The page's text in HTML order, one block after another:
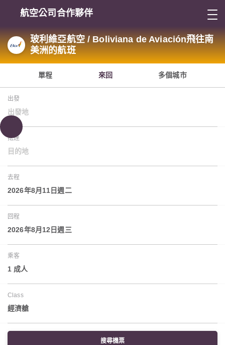
航空公司合作夥伴
玻利維亞航空 / Boliviana de Aviación飛往南
美洲的航班
單程 來回 多個城市
出發
出發地
抵達
目的地
去程
2026年8月11日週二
回程
2026年8月12日週三
乘客
1 成人
Class
經濟艙
搜尋機票